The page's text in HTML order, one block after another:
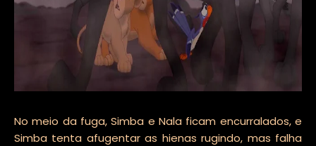
No meio da fuga, Simba e Nala ficam encurralados, e
Simba tenta afugentar as hienas rugindo, mas falha